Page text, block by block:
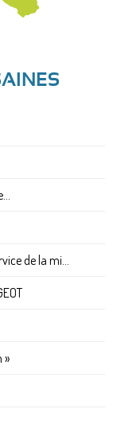
de la mi...
»